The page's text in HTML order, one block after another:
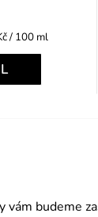
/ 100 ml
vám budeme